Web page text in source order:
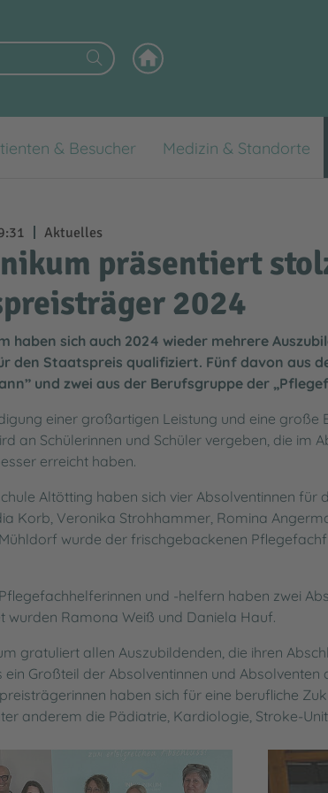
& Besucher
ist uns wichtig - Beschwerdemanagement
Medizin & Standorte
Versorgungszentren
Hospitation / FSJ
für Lieferkettensorgfaltspflichtengesetz
Aktuelles
präsentiert
2024
haben sich auch 2024 wieder mehrere
den Staatspreis qualifiziert. Fünf davon aus
und zwei aus der Berufsgruppe der
einer großartigen Leistung und eine große
an Schülerinnen und Schüler vergeben, die im
erreicht haben.
Altötting haben sich vier Absolventinnen für
Korb, Veronika Strohhammer, Romina
wurde der frischgebackenen
und -helfern haben zwei
wurden Ramona Weiß und Daniela Hauf.
gratuliert allen Auszubildenden, die ihren
ein Großteil der Absolventinnen und
haben sich für eine berufliche
anderem die Pädiatrie, Kardiologie, Stroke-